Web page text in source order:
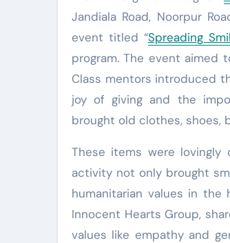
Jandiala Road, Noorpur
event titled “Spreading
program. The event aimed
Class mentors introduced
joy of giving and the
brought old clothes, shoes,
These items were lovingly
activity not only brought
humanitarian values in the
Innocent Hearts Group,
values like empathy and